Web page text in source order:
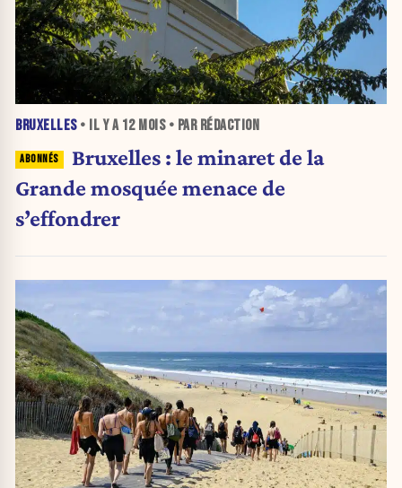
BRUXELLES• IL Y A 12 MOIS• PAR RÉDACTION
Bruxelles : le minaret de la
Grande mosquée menace de
s’effondrer